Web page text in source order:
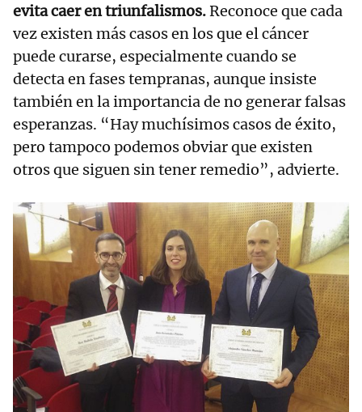
evita caer en triunfalismos. Reconoce que cada
vez existen más casos en los que el cáncer
puede curarse, especialmente cuando se
detecta en fases tempranas, aunque insiste
también en la importancia de no generar falsas
esperanzas. “Hay muchísimos casos de éxito,
pero tampoco podemos obviar que existen
otros que siguen sin tener remedio”, advierte.